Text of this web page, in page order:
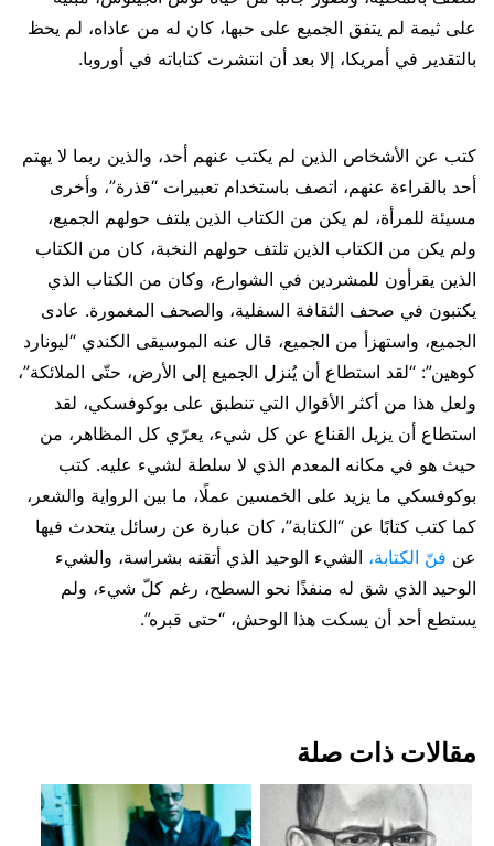
على ثيمة لم يتفق الجميع على حبها، كان له من عاداه، لم يحظ
بالتقدير في أمريكا، إلا بعد أن انتشرت كتاباته في أوروبا.
كتب عن الأشخاص الذين لم يكتب عنهم أحد، والذين ربما لا يهتم
أحد بالقراءة عنهم، اتصف باستخدام تعبيرات “قذرة”، وأخرى
مسيئة للمرأة، لم يكن من الكتاب الذين يلتف حولهم الجميع،
ولم يكن من الكتاب الذين تلتف حولهم النخبة، كان من الكتاب
الذين يقرأون للمشردين في الشوارع، وكان من الكتاب الذي
يكتبون في صحف الثقافة السفلية، والصحف المغمورة. عادى
الجميع، واستهزأ من الجميع، قال عنه الموسيقى الكندي “ليونارد
كوهين”: “لقد استطاع أن يُنزل الجميع إلى الأرض، حتّى الملائكة”،
ولعل هذا من أكثر الأقوال التي تنطبق على بوكوفسكي، لقد
استطاع أن يزيل القناع عن كل شيء، يعرّي كل المظاهر، من
حيث هو في مكانه المعدم الذي لا سلطة لشيء عليه. كتب
بوكوفسكي ما يزيد على الخمسين عملًا، ما بين الرواية والشعر،
كما كتب كتابًا عن “الكتابة”، كان عبارة عن رسائل يتحدث فيها
عن فنّ الكتابة، الشيء الوحيد الذي أتقنه بشراسة، والشيء
الوحيد الذي شق له منفذًا نحو السطح، رغم كلّ شيء، ولم
يستطع أحد أن يسكت هذا الوحش، “حتى قبره”.
مقالات ذات صلة